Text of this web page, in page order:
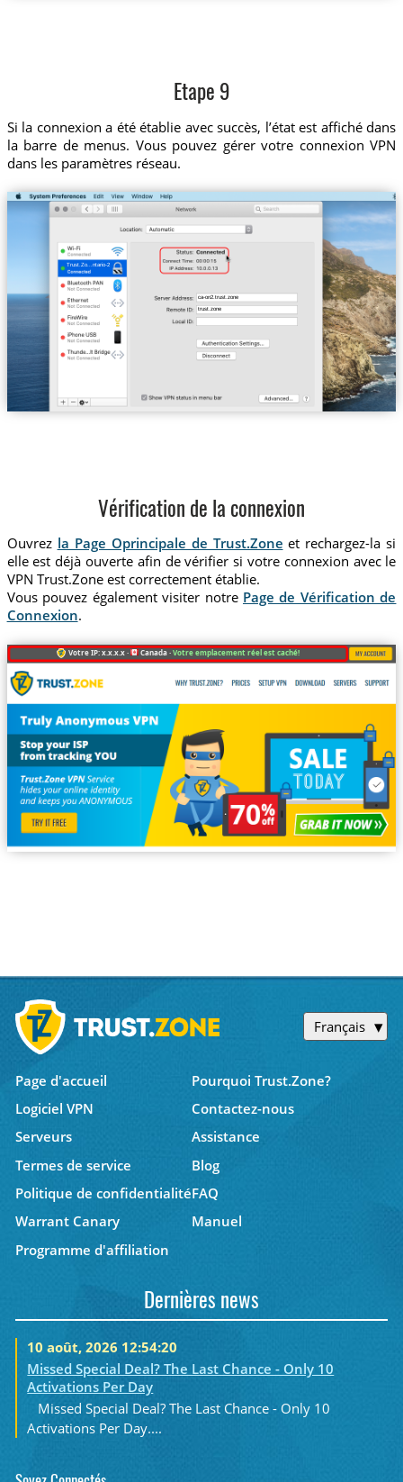
Etape 9
Si la connexion a été établie avec succès, l’état est affiché dans
la barre de menus. Vous pouvez gérer votre connexion VPN
dans les paramètres réseau.
Trust.Zo...ntario-2
ca-on2.trust.zone
trust.zone
Vérification de la connexion
Ouvrez la Page Oprincipale de Trust.Zone et rechargez-la si
elle est déjà ouverte afin de vérifier si votre connexion avec le
VPN Trust.Zone est correctement établie.
Vous pouvez également visiter notre Page de Vérification de
Connexion.
Votre IP: x.x.x.x · Canada ·Votre emplacement réel est caché!
Français
Page d'accueil
Pourquoi Trust.Zone?
Logiciel VPN
Contactez-nous
Serveurs
Assistance
Termes de service
Blog
Politique de confidentialitéFAQ
Warrant Canary
Manuel
Programme d'affiliation
Dernières news
10 août, 2026 12:54:20
Missed Special Deal? The Last Chance - Only 10
Activations Per Day
Missed Special Deal? The Last Chance - Only 10
Activations Per Day....